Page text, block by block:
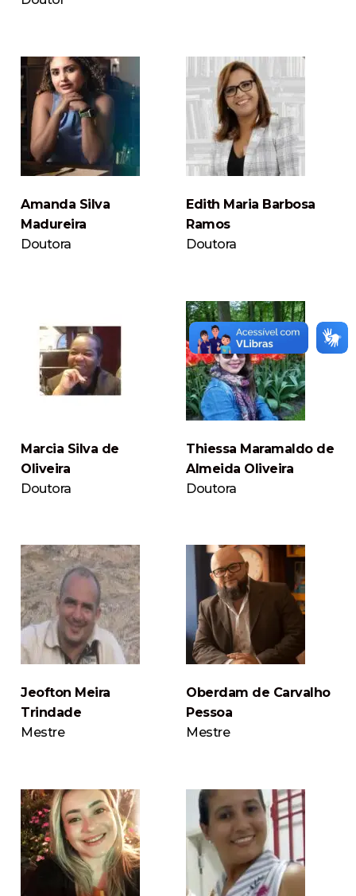
Amanda Silva
Madureira
Doutora
Edith Maria Barbosa
Ramos
Doutora
Marcia Silva de
Oliveira
Doutora
Thiessa Maramaldo de
Almeida Oliveira
Doutora
Jeofton Meira
Trindade
Mestre
Oberdam de Carvalho
Pessoa
Mestre